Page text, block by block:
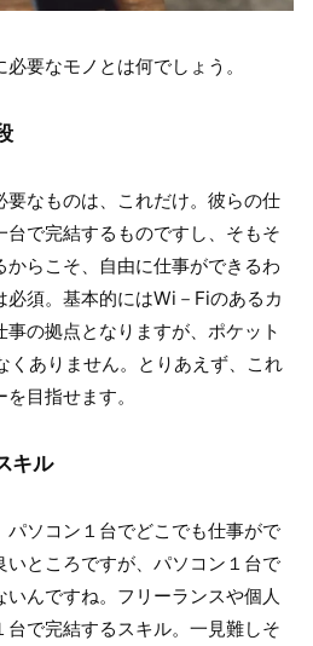
要なモノとは何でしょう。
要なものは、これだけ。彼らの仕
で完結するものですし、そもそ
からこそ、自由に仕事ができるわ
必須。基本的にはWi－Fiのあるカ
の拠点となりますが、ポケット
くありません。とりあえず、これ
目指せます。
キル
パソコン１台でどこでも仕事がで
いところですが、パソコン１台で
んですね。フリーランスや個人
で完結するスキル。一見難しそ